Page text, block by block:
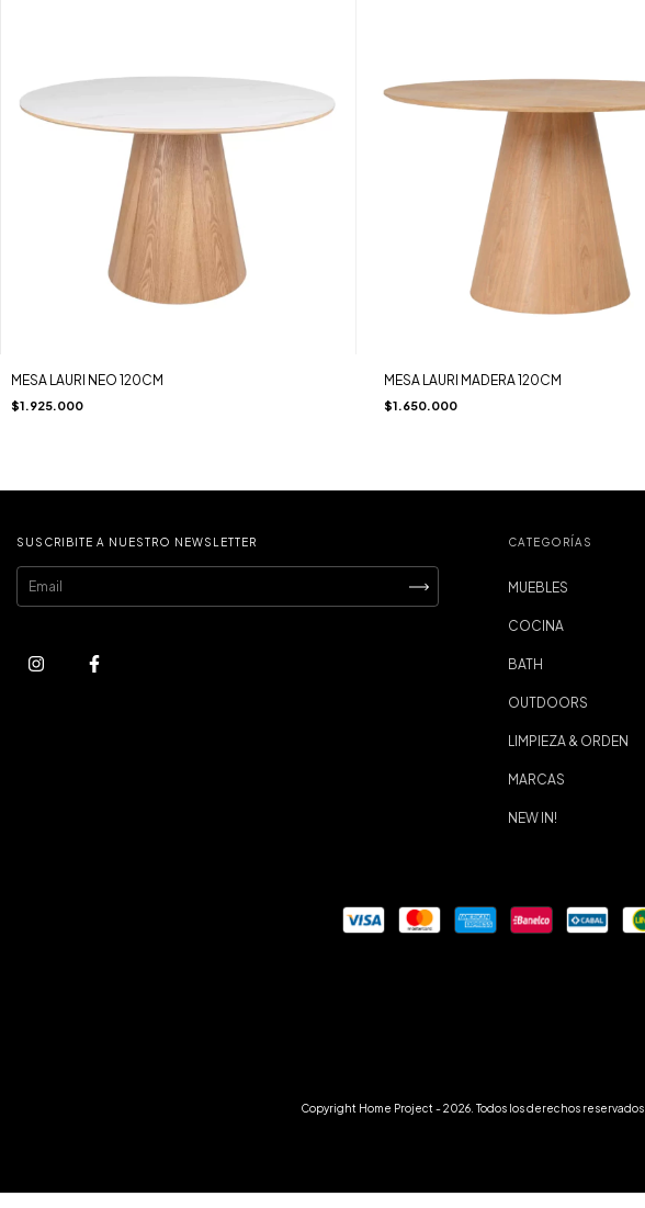
MESA LAURI NEO 120CM
$1.925.000
MESA LAURI MADERA 120CM
$1.650.000
SUSCRIBITE A NUESTRO NEWSLETTER CATEGORÍAS
MUEBLES
COCINA
BATH
OUTDOORS
LIMPIEZA & ORDEN
MARCAS
NEW IN!
Copyright Home Project - 2026. Todos los derechos reservados.